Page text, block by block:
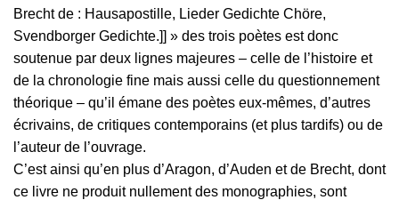
Brecht de : Hausapostille, Lieder Gedichte Chöre,
Svendborger Gedichte.]] » des trois poètes est donc
soutenue par deux lignes majeures – celle de l’histoire et
de la chronologie fine mais aussi celle du questionnement
théorique – qu’il émane des poètes eux-mêmes, d’autres
écrivains, de critiques contemporains (et plus tardifs) ou de
l’auteur de l’ouvrage.
C’est ainsi qu’en plus d’Aragon, d’Auden et de Brecht, dont
ce livre ne produit nullement des monographies, sont